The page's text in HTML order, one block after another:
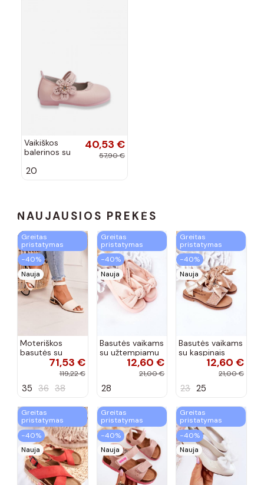
Vaikiškos
balerinos su
spalvos Cobi
40,53 €
57,90 €
20
NAUJAUSIOS PREKĖS
Greitas
pristatymas
−40%
Nauja
Moteriškos
basutės su
aukso spalvos
kulniukais Laura
spalvos
71,53 €
119,22 €
35 36 38
Greitas
pristatymas
−40%
Nauja
Basutės vaikams
su užtempiamu
užsegimu
rožinės spalvos
12,60 €
21,00 €
28
Greitas
pristatymas
−40%
Nauja
Basutės vaikams
su kaspinais
aukso spalvos
12,60 €
21,00 €
23 25
Greitas
pristatymas
−40%
Nauja
Greitas
pristatymas
−40%
Nauja
Greitas
pristatymas
−40%
Nauja